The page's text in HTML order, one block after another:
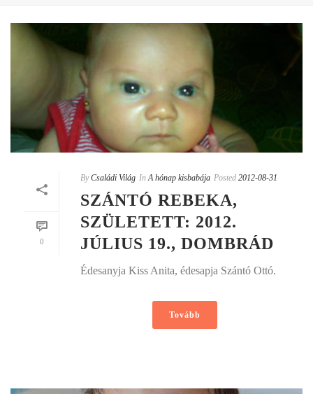
0
By Családi Világ In A hónap kisbabája Posted 2012-08-31
SZÁNTÓ REBEKA,
SZÜLETETT: 2012.
JÚLIUS 19., DOMBRÁD
Édesanyja Kiss Anita, édesapja Szántó Ottó.
Tovább